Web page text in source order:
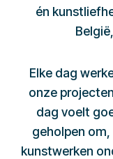
én
Elke dag
onze
dag voelt
geholpen
kunstwerken